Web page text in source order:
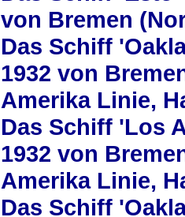
von Bremen
Das Schiff
1932 von
Amerika Linie,
Das Schiff 'Los
1932 von
Amerika Linie,
Das Schiff